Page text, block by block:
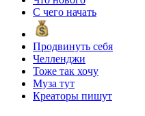
С чего начать
Продвинуть себя
Челленджи
Тоже так хочу
Муза тут
Креаторы пишут